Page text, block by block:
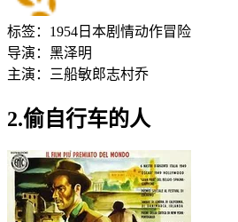
标签： 1954 日本剧情动作冒险
导演： 黑泽明
主演：
三船敏郎志村乔
2.偷自行车的人